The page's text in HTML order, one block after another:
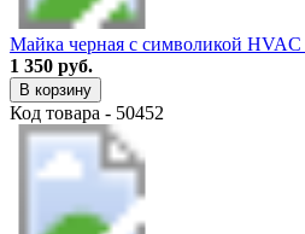
Майка черная с символикой
1 350 руб.
В корзину
Код товара - 50452